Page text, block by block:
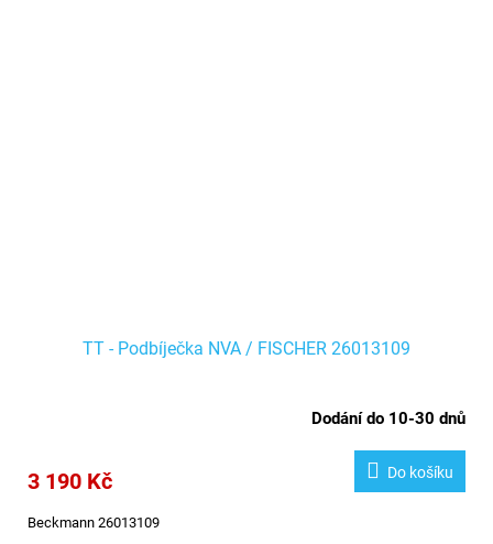
TT - Podbíječka NVA / FISCHER 26013109
Dodání do 10-30 dnů
3 190 Kč Do košíku
Beckmann 26013109